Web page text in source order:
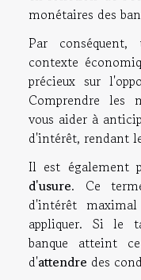
monétaires des
Par
contexte
précieux sur
Comprendre les
vous aider à
d'intérêt, rendant
Il est également
d'usure. Ce
d'intérêt
appliquer. Si le
banque atteint
d'attendre des